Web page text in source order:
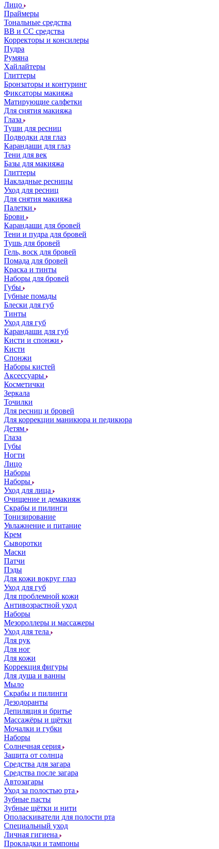
Лицо
Праймеры
Тональные средства
ВВ и СС средства
Корректоры и консилеры
Пудра
Румяна
Хайлайтеры
Глиттеры
Бронзаторы и контуринг
Фиксаторы макияжа
Матирующие салфетки
Для снятия макияжа
Глаза
Туши для ресниц
Подводки для глаз
Карандаши для глаз
Тени для век
Базы для макияжа
Глиттеры
Накладные ресницы
Уход для ресниц
Для снятия макияжа
Палетки
Брови
Карандаши для бровей
Тени и пудра для бровей
Тушь для бровей
Гель, воск для бровей
Помада для бровей
Краска и тинты
Наборы для бровей
Губы
Губные помады
Блески для губ
Тинты
Уход для губ
Карандаши для губ
Кисти и спонжи
Кисти
Спонжи
Наборы кистей
Аксессуары
Косметички
Зеркала
Точилки
Для ресниц и бровей
Для коррекции маникюра и педикюра
Детям
Глаза
Губы
Ногти
Лицо
Наборы
Наборы
Уход для лица
Очищение и демакияж
Скрабы и пилинги
Тонизирование
Увлажнение и питание
Крем
Сыворотки
Маски
Патчи
Пэды
Для кожи вокруг глаз
Уход для губ
Для проблемной кожи
Антивозрастной уход
Наборы
Мезороллеры и массажеры
Уход для тела
Для рук
Для ног
Для кожи
Коррекция фигуры
Для душа и ванны
Мыло
Скрабы и пилинги
Дезодоранты
Депиляция и бритье
Массажёры и щётки
Мочалки и губки
Наборы
Солнечная серия
Защита от солнца
Средства для загара
Средства после загара
Автозагары
Уход за полостью рта
Зубные пасты
Зубные щётки и нити
Ополаскиватели для полости рта
Специальный уход
Личная гигиена
Прокладки и тампоны